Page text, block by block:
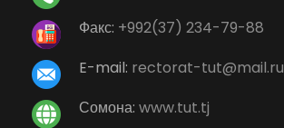
Факс: +992(37) 234-79-88
E-mail: rectorat-tut@mail.ru
Сомона: www.tut.tj